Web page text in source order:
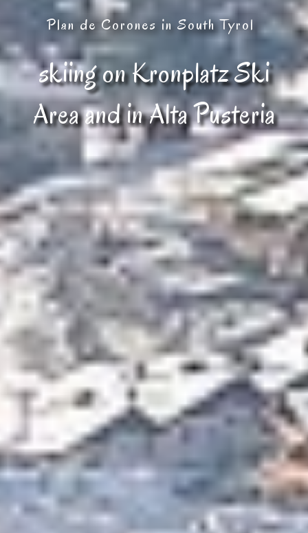
Plan de Corones in South Tyrol
skiing on Kronplatz Ski
Area and in Alta Pusteria